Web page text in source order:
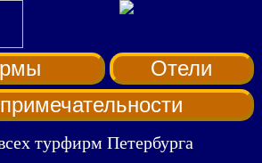
Отели
турфирм Петербурга